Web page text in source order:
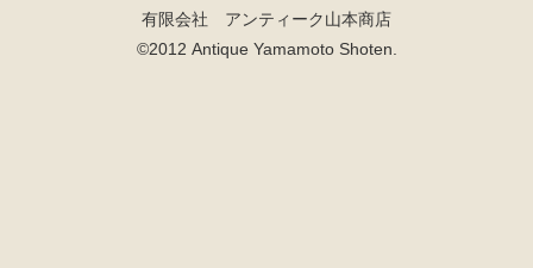
有限会社 アンティーク山本商店
©2012 Antique Yamamoto Shoten.